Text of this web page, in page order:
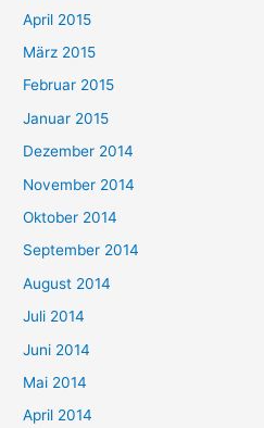
April 2015
März 2015
Februar 2015
Januar 2015
Dezember 2014
November 2014
Oktober 2014
September 2014
August 2014
Juli 2014
Juni 2014
Mai 2014
April 2014